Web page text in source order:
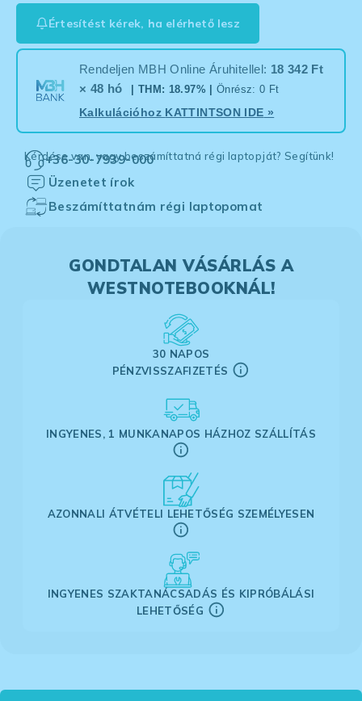
Értesítést kérek, ha elérhető lesz
Rendeljen MBH Online Áruhitellel: 18 342 Ft
× 48 hó
| THM: 18.97% | Önrész: 0 Ft
Kalkulációhoz KATTINTSON IDE »
Kérdése van, vagy beszámíttatná régi laptopját? Segítünk!
+36-30-7939-000
Üzenetet írok
Beszámíttatnám régi laptopomat
GONDTALAN VÁSÁRLÁS A
WESTNOTEBOOKNÁL!
30 NAPOS
PÉNZVISSZAFIZETÉS
INGYENES, 1 MUNKANAPOS HÁZHOZ SZÁLLÍTÁS
AZONNALI ÁTVÉTELI LEHETŐSÉG SZEMÉLYESEN
INGYENES SZAKTANÁCSADÁS ÉS KIPRÓBÁLÁSI
LEHETŐSÉG